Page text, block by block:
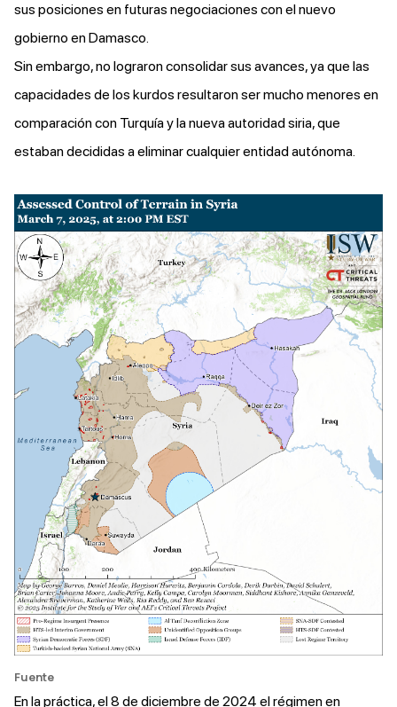
sus posiciones en futuras negociaciones con el nuevo
gobierno en Damasco.
Sin embargo, no lograron consolidar sus avances, ya que las
capacidades de los kurdos resultaron ser mucho menores en
comparación con Turquía y la nueva autoridad siria, que
estaban decididas a eliminar cualquier entidad autónoma.
Fuente
En la práctica, el 8 de diciembre de 2024 el régimen en